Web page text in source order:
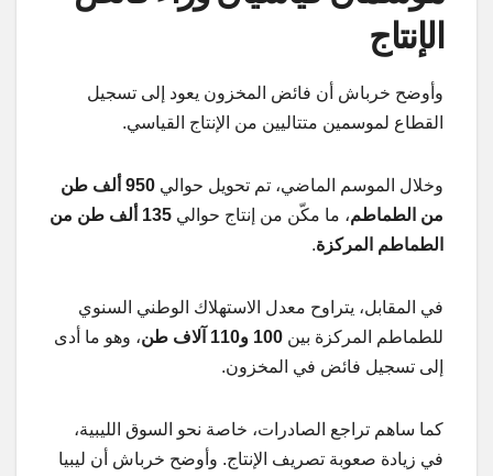
الإنتاج
وأوضح خرباش أن فائض المخزون يعود إلى تسجيل
القطاع لموسمين متتاليين من الإنتاج القياسي.
وخلال الموسم الماضي، تم تحويل حوالي
950 ألف طن
من الطماطم، ما مكّن من إنتاج حوالي
135 ألف طن من
الطماطم المركزة.
في المقابل، يتراوح معدل الاستهلاك الوطني السنوي
للطماطم المركزة بين 100 و110 آلاف طن
، وهو ما أدى
إلى تسجيل فائض في المخزون.
كما ساهم تراجع الصادرات، خاصة نحو السوق الليبية،
في زيادة صعوبة تصريف الإنتاج. وأوضح خرباش أن ليبيا